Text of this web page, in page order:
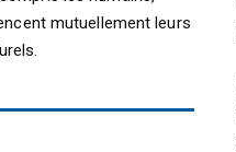
mutuellement leurs